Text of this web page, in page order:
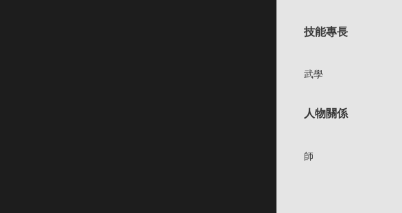
技能專長
武學
人物關係
師